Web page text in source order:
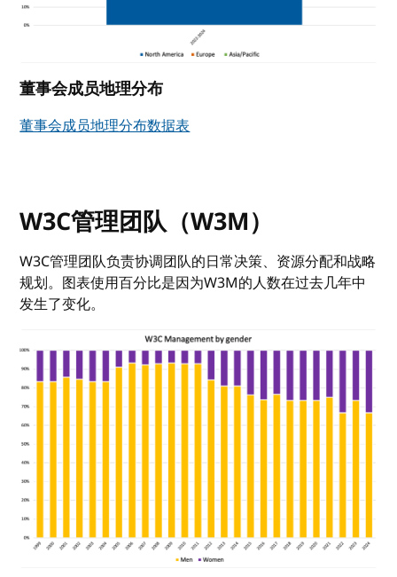
董事会成员地理分布
董事会成员地理分布数据表
W3C管理团队（W3M）
W3C管理团队负责协调团队的日常决策、资源分配和战略
规划。图表使用百分比是因为W3M的人数在过去几年中
发生了变化。